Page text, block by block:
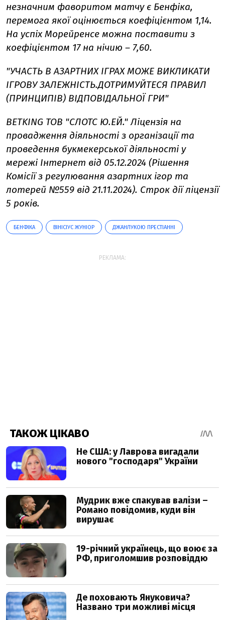
незначним фаворитом матчу є Бенфіка,
перемога якої оцінюється коефіцієнтом 1,14.
На успіх Морейренсе можна поставити з
коефіцієнтом 17 на нічию – 7,60.
"УЧАСТЬ В АЗАРТНИХ ІГРАХ МОЖЕ ВИКЛИКАТИ
ІГРОВУ ЗАЛЕЖНІСТЬ.ДОТРИМУЙТЕСЯ ПРАВИЛ
(ПРИНЦИПІВ) ВІДПОВІДАЛЬНОЇ ГРИ"
BETKING ТОВ "СЛОТС Ю.ЕЙ." Ліцензія на
провадження діяльності з організації та
проведення букмекерської діяльності у
мережі Інтернет від 05.12.2024 (Рішення
Комісії з регулювання азартних ігор та
лотерей №559 від 21.11.2024). Строк дії ліцензії
5 років.
БЕНФІКА ВІНІСІУС ЖУНІОР ДЖАНЛУКОЮ ПРЕСТІАННІ
РЕКЛАМА: